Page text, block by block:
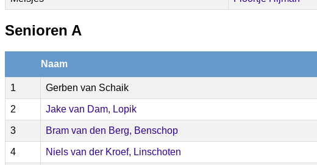
Senioren A
Naam
1 Gerben van Schaik
2 Jake van Dam, Lopik
3 Bram van den Berg, Benschop
4 Niels van der Kroef, Linschoten